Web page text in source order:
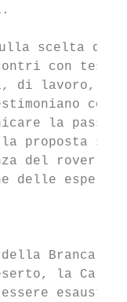
scelta di
con
lavoro,
la
proposta su
del rover o
delle
Branca,
la Carta